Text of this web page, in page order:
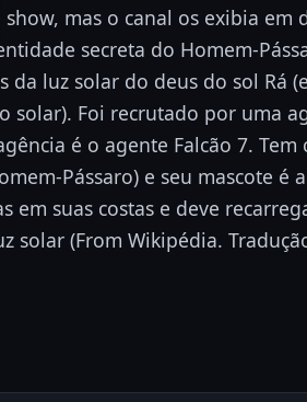
show, mas o canal os exibia em
secreta do Homem-
luz solar do deus do sol Rá
solar). Foi recrutado por uma
é o agente Falcão 7.
Pássaro) e seu mascote é
em suas costas e deve
solar (From Wikipédia.